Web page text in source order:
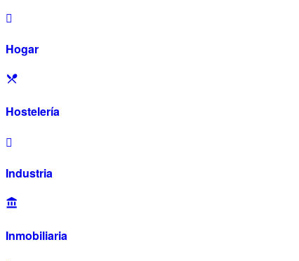
Hogar
Hostelería
Industria
Inmobiliaria